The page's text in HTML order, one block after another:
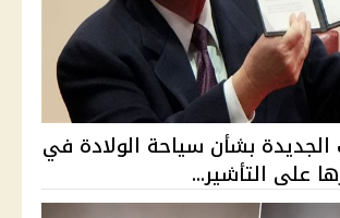
الجديدة بشأن سياحة الولادة في
على التأشير...